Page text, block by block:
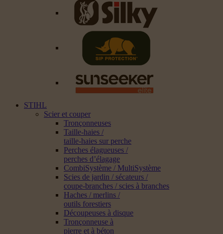
STIHL
Scier et couper
Tronçonneuses
Taille-haies /
taille-haies sur perche
Perches élagueuses /
perches d’élagage
CombiSystème / MultiSystème
Scies de jardin / sécateurs /
coupe-branches / scies à branches
Haches / merlins /
outils forestiers
Découpeuses à disque
Tronçonneuse à
pierre et à béton